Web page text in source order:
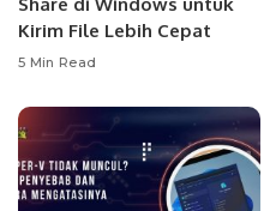
Kirim File Lebih Cepat
5 Min Read